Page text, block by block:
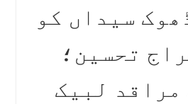
سیداں کو
تحسین؛
لبیک